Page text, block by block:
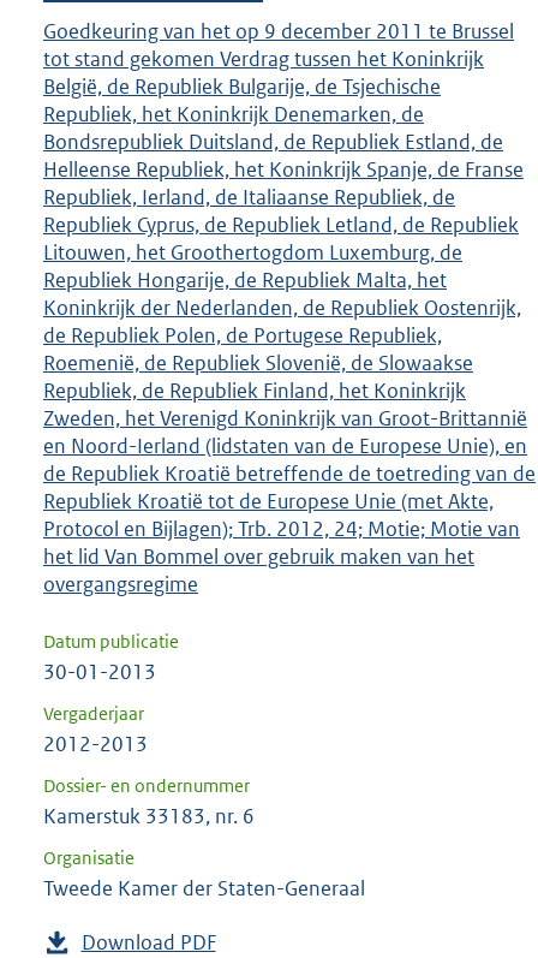
Goedkeuring van het op 9 december 2011 te Brussel
tot stand gekomen Verdrag tussen het Koninkrijk
België, de Republiek Bulgarije, de Tsjechische
Republiek, het Koninkrijk Denemarken, de
Bondsrepubliek Duitsland, de Republiek Estland, de
Helleense Republiek, het Koninkrijk Spanje, de Franse
Republiek, Ierland, de Italiaanse Republiek, de
Republiek Cyprus, de Republiek Letland, de Republiek
Litouwen, het Groothertogdom Luxemburg, de
Republiek Hongarije, de Republiek Malta, het
Koninkrijk der Nederlanden, de Republiek Oostenrijk,
de Republiek Polen, de Portugese Republiek,
Roemenië, de Republiek Slovenië, de Slowaakse
Republiek, de Republiek Finland, het Koninkrijk
Zweden, het Verenigd Koninkrijk van Groot-Brittannië
en Noord-Ierland (lidstaten van de Europese Unie), en
de Republiek Kroatië betreffende de toetreding van de
Republiek Kroatië tot de Europese Unie (met Akte,
Protocol en Bijlagen); Trb. 2012, 24; Motie; Motie van
het lid Van Bommel over gebruik maken van het
overgangsregime
Datum publicatie
30-01-2013
Vergaderjaar
2012-2013
Dossier- en ondernummer
Kamerstuk 33183, nr. 6
Organisatie
Tweede Kamer der Staten-Generaal
Download PDF